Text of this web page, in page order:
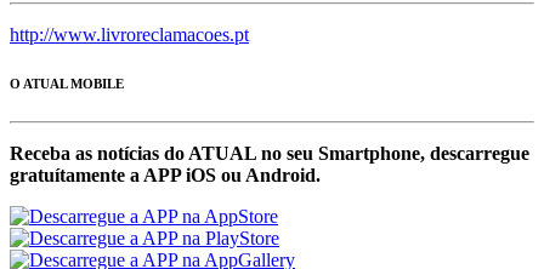
http://www.livroreclamacoes.pt
O ATUAL MOBILE
Receba as notícias do ATUAL no seu Smartphone, descarregue
gratuítamente a APP iOS ou Android.